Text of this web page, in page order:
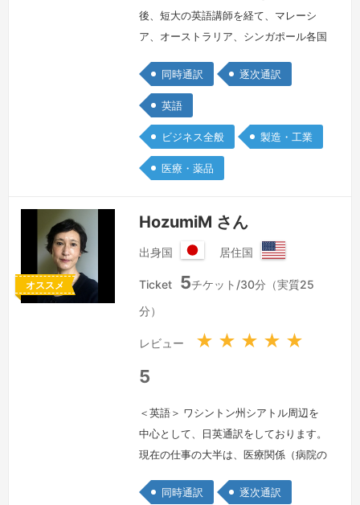
後、短大の英語講師を経て、マレーシ
ア、オーストラリア、シンガポール各国
ていただきました。以来、異文化の価値
観や背景を考慮しながら的確で良いコミ
ュニケーションができるように心がけて
おります。2020年に帰国後、Zoomを
はじめ、Interprefy、InterpreteX、
Interactio 等のRSIプラットフォームで
同時通訳 逐次通訳
英語
ビジネス全般 製造・工業
医療・薬品
オススメ
HozumiM さん
出身国
本
居住国
メ
合
Ticket 5チケット/30分（実質25
分）
レビュー ★ ★ ★ ★ ★
5
＜英語＞ ワシントン州シアトル周辺を
中心として、日英通訳をしております。
現在の仕事の大半は、医療関係（病院の
関連になりますが、裁判所からのお仕事
同時通訳 逐次通訳